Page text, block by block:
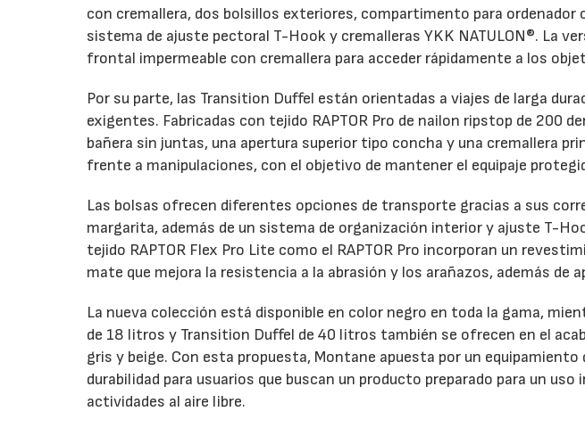
con cremallera, dos bolsillos exteriores, compartimento para ordenador
sistema de ajuste pectoral T-Hook y cremalleras YKK NATULON®. La
frontal impermeable con cremallera para acceder rápidamente a los
Por su parte, las Transition Duffel están orientadas a viajes de larga
exigentes. Fabricadas con tejido RAPTOR Pro de nailon ripstop de 200
bañera sin juntas, una apertura superior tipo concha y una cremallera
frente a manipulaciones, con el objetivo de mantener el equipaje
Las bolsas ofrecen diferentes opciones de transporte gracias a sus
margarita, además de un sistema de organización interior y ajuste T-
tejido RAPTOR Flex Pro Lite como el RAPTOR Pro incorporan un
mate que mejora la resistencia a la abrasión y los arañazos, además de
La nueva colección está disponible en color negro en toda la gama,
de 18 litros y Transition Duffel de 40 litros también se ofrecen en el
gris y beige. Con esta propuesta, Montane apuesta por un
durabilidad para usuarios que buscan un producto preparado para un
actividades al aire libre.